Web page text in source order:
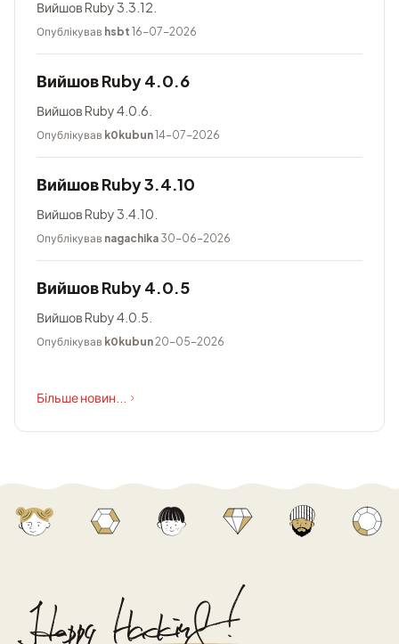
Вийшов Ruby 3.3.12.
Опублікував hsbt 16-07-2026
Вийшов Ruby 4.0.6
Вийшов Ruby 4.0.6.
Опублікував k0kubun14-07-2026
Вийшов Ruby 3.4.10
Вийшов Ruby 3.4.10.
Опублікував nagachika 30-06-2026
Вийшов Ruby 4.0.5
Вийшов Ruby 4.0.5.
Опублікував k0kubun20-05-2026
Більше новин...